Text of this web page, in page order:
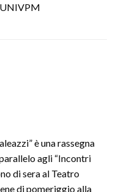
UNIVPM
è una rassegna
agli “Incontri
di sera al Teatro
di pomeriggio alla